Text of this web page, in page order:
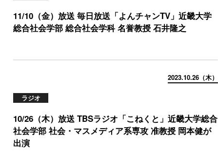
11/10（金）放送 毎日放送「よんチャンTV」近畿大学
総合社会学部 総合社会学科 名誉教授 石井隆之
2023.10.26（木）
ラジオ
10/26（木）放送 TBSラジオ「こねくと」近畿大学総合
社会学部 社会・マスメディア系専攻 准教授 岡本健が
出演